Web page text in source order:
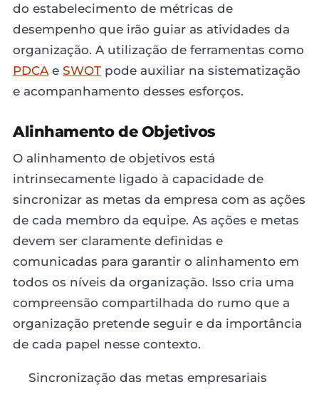
do estabelecimento de métricas de
desempenho que irão guiar as atividades da
organização. A utilização de ferramentas como
PDCA e SWOT pode auxiliar na sistematização
e acompanhamento desses esforços.
Alinhamento de Objetivos
O alinhamento de objetivos está
intrinsecamente ligado à capacidade de
sincronizar as metas da empresa com as ações
de cada membro da equipe. As ações e metas
devem ser claramente definidas e
comunicadas para garantir o alinhamento em
todos os níveis da organização. Isso cria uma
compreensão compartilhada do rumo que a
organização pretende seguir e da importância
de cada papel nesse contexto.
Sincronização das metas empresariais